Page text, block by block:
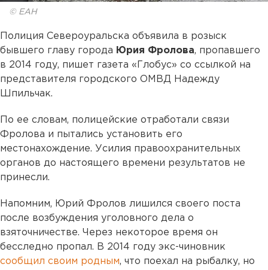
© ЕАН
Полиция Североуральска объявила в розыск
бывшего главу города Юрия Фролова, пропавшего
в 2014 году, пишет газета «Глобус» со ссылкой на
представителя городского ОМВД Надежду
Шпильчак.
По ее словам, полицейские отработали связи
Фролова и пытались установить его
местонахождение. Усилия правоохранительных
органов до настоящего времени результатов не
принесли.
Напомним, Юрий Фролов лишился своего поста
после возбуждения уголовного дела о
взяточничестве. Через некоторое время он
бесследно пропал. В 2014 году экс-чиновник
сообщил своим родным, что поехал на рыбалку, но